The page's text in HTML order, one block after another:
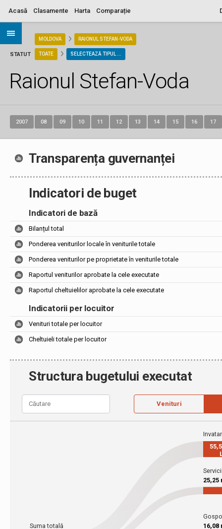
Acasă Clasamente Harta Comparație
STATUT
MOLDOVA RAIONUL STEFAN-VODA
TOATE SELECTEAZĂ TIPUL ...
Raionul Stefan-Voda
2007 08 09 10 11 12 13 14 15 16 17
Transparența guvernanței
Indicatori de buget
Indicatori de bază
Bilanțul total
Ponderea veniturilor locale în veniturile totale
Ponderea veniturilor pe proprietate în veniturile totale
Raportul veniturilor aprobate la cele executate
Raportul cheltuielilor aprobate la cele executate
Indicatorii per locuitor
Venituri totale per locuitor
Cheltuieli totale per locuitor
Structura bugetului executat